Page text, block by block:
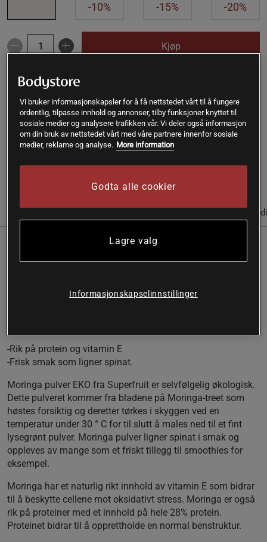
-10%
-15%
-20%
Kjøp
Gratis frakt over 399 kr
SKU #A7008-88| EAN 7350039930308
Moringapulver EKO fra Superfruit kommer fra blader som
høstes fra økologisk dyrkede Moringa trær i India.
Næringsinformasjon &
høstes fra økologisk dyrkede Moringa trær i India. Moringa
matlagningen, strø over sallater eller bland i smoothies eller
-Rik på protein og vitamin E
-Frisk smak som ligner spinat.
Moringa pulver EKO fra Superfruit er selvfølgelig økologisk.
Dette pulveret kommer fra bladene på Moringa-treet som
høstes forsiktig og deretter tørkes i skyggen ved en
temperatur under 30 ° C for til slutt å males ned til et fint
lysegrønt pulver. Moringa pulver ligner spinat i smak og
oppleves av mange som et friskt tillegg til smoothies for
eksempel.
Moringa har et naturlig rikt innhold av vitamin E som bidrar
til å beskytte cellene mot oksidativt stress. Moringa er også
rik på proteiner med et innhold på hele 28% protein.
Proteinet bidrar til å opprettholde en normal benstruktur.
Vi bruker informasjonskapsler for å få nettstedet vårt til å fungere
ordentlig, tilpasse innhold og annonser, tilby funksjoner knyttet til
sosiale medier og analysere trafikken vår. Vi deler også informasjon
om din bruk av nettstedet vårt med våre partnere innenfor sosiale
medier, reklame og analyse. More information
Godta alle cookier
Lagre valg
Informasjonskapselinnstillinger